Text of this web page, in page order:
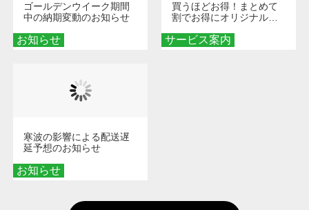
お知らせ
ゴールデンウイーク期間
中の納期変動のお知らせ
サービス案内
買うほどお得！まとめて
割でお得にオリジナルグ
お知らせ
寒波の影響による配送遅
延予想のお知らせ